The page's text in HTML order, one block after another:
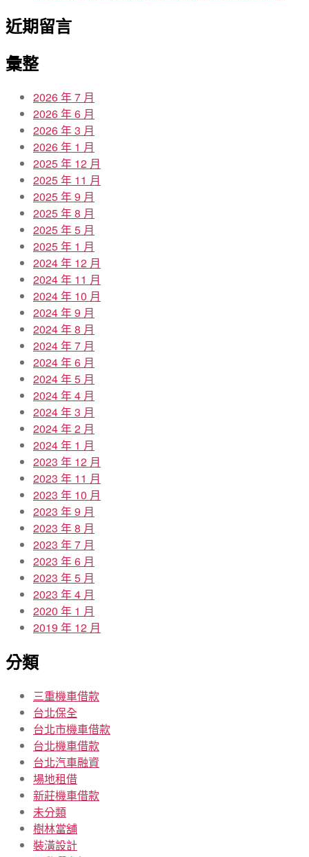
近期留言
彙整
2026 年 7 月
2026 年 6 月
2026 年 3 月
2026 年 1 月
2025 年 12 月
2025 年 11 月
2025 年 9 月
2025 年 8 月
2025 年 5 月
2025 年 1 月
2024 年 12 月
2024 年 11 月
2024 年 10 月
2024 年 9 月
2024 年 8 月
2024 年 7 月
2024 年 6 月
2024 年 5 月
2024 年 4 月
2024 年 3 月
2024 年 2 月
2024 年 1 月
2023 年 12 月
2023 年 11 月
2023 年 10 月
2023 年 9 月
2023 年 8 月
2023 年 7 月
2023 年 6 月
2023 年 5 月
2023 年 4 月
2020 年 1 月
2019 年 12 月
分類
三重機車借款
台北保全
台北市機車借款
台北機車借款
台北汽車融資
場地租借
新莊機車借款
未分類
樹林當舖
裝潢設計